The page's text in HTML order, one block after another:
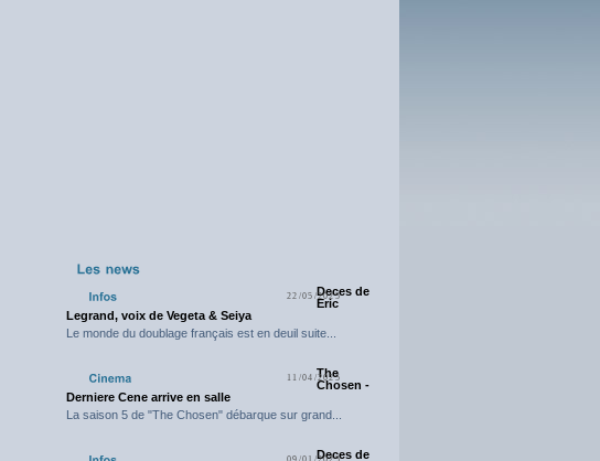
22/05/2025Deces de
Eric
Legrand, voix de Vegeta & Seiya
Le monde du doublage français est en deuil suite...
11/04/2025
The
Chosen -
Derniere Cene arrive en salle
La saison 5 de "The Chosen" débarque sur grand...
Deces de